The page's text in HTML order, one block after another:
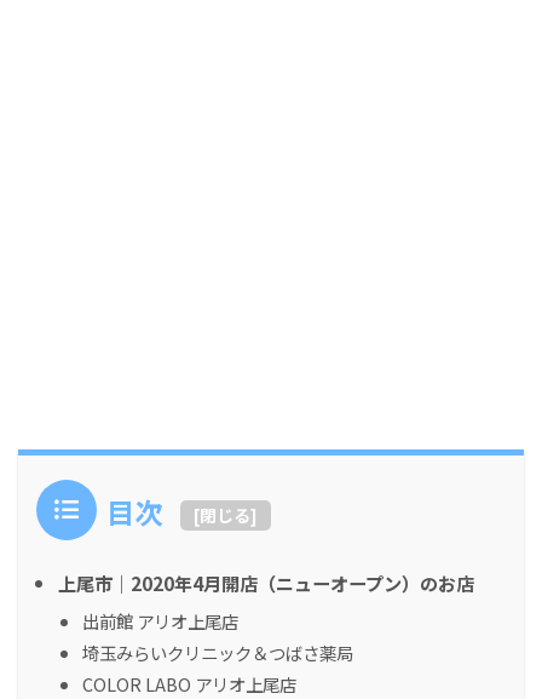
目次 [閉じる]
上尾市｜2020年4月開店（ニューオープン）のお店
出前館 アリオ上尾店
埼玉みらいクリニック＆つばさ薬局
COLOR LABO アリオ上尾店